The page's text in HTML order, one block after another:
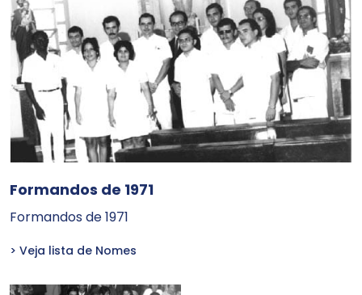
Formandos de 1971
Formandos de 1971
> Veja lista de Nomes